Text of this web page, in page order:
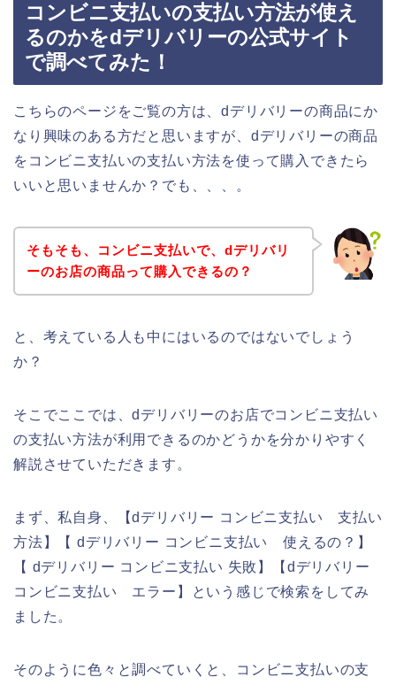
コンビニ支払いの支払い方法が使え
るのかをdデリバリーの公式サイト
で調べてみた！
こちらのページをご覧の方は、dデリバリーの商品にか
なり興味のある方だと思いますが、dデリバリーの商品
をコンビニ支払いの支払い方法を使って購入できたら
いいと思いませんか？でも、、、。
そもそも、コンビニ支払いで、dデリバリ
ーのお店の商品って購入できるの？
と、考えている人も中にはいるのではないでしょう
か？
そこでここでは、dデリバリーのお店でコンビニ支払い
の支払い方法が利用できるのかどうかを分かりやすく
解説させていただきます。
まず、私自身、【dデリバリー コンビニ支払い 支払い
方法】【 dデリバリー コンビニ支払い 使えるの？】
【 dデリバリー コンビニ支払い 失敗】【dデリバリー
コンビニ支払い エラー】という感じで検索をしてみ
ました。
そのように色々と調べていくと、コンビニ支払いの支